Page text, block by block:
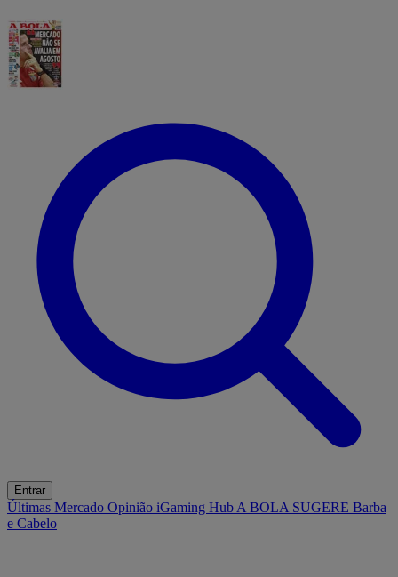
Entrar
Últimas Mercado Opinião iGaming Hub A BOLA SUGERE Barba
e Cabelo